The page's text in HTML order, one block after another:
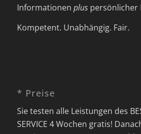
Informationen pluspersönlicher
Kompetent. Unabhängig. Fair.
* Preise
Sie testen alle Leistungen des
SERVICE 4 Wochen gratis!